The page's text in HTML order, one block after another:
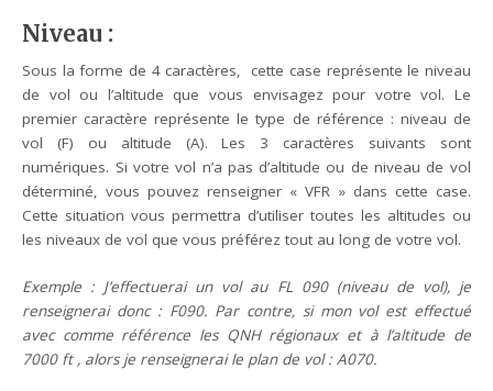
Niveau :
Sous la forme de 4 caractères, cette case représente le niveau
de vol ou l’altitude que vous envisagez pour votre vol. Le
premier caractère représente le type de référence : niveau de
vol (F) ou altitude (A). Les 3 caractères suivants sont
numériques. Si votre vol n’a pas d’altitude ou de niveau de vol
déterminé, vous pouvez renseigner « VFR » dans cette case.
Cette situation vous permettra d’utiliser toutes les altitudes ou
les niveaux de vol que vous préférez tout au long de votre vol.
Exemple : J’effectuerai un vol au FL 090 (niveau de vol), je
renseignerai donc : F090. Par contre, si mon vol est effectué
avec comme référence les QNH régionaux et à l’altitude de
7000 ft , alors je renseignerai le plan de vol : A070.